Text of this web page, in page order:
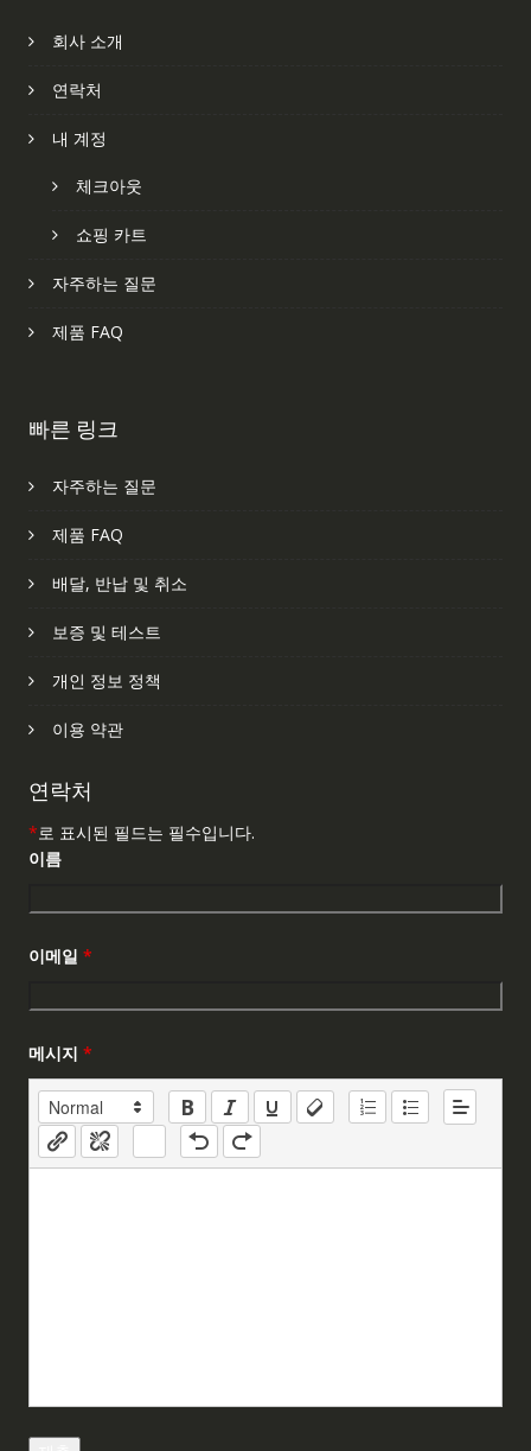
회사 소개
연락처
내 계정
체크아웃
쇼핑 카트
자주하는 질문
제품 FAQ
빠른 링크
자주하는 질문
제품 FAQ
배달, 반납 및 취소
보증 및 테스트
개인 정보 정책
이용 약관
연락처
*로 표시된 필드는 필수입니다.
이름
이메일 *
메시지 *